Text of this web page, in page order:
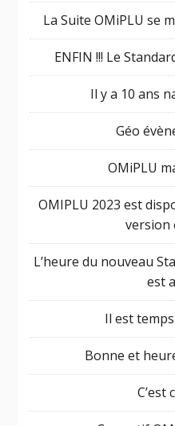
La Suite OMiPLU se
ENFIN !!! Le
Il y a 10 ans
Géo
OMiPLU
OMIPLU 2023 est
version
L’heure du nouveau
est
Il est
Bonne et
C’est